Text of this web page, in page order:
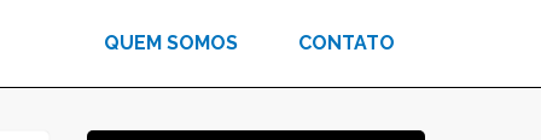
QUEM SOMOS CONTATO